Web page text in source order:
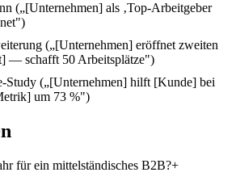
(„[Unternehmen] als ‚Top-Arbeitgeber
(„[Unternehmen] eröffnet zweiten
— schafft 50 Arbeitsplätze")
Study („[Unternehmen] hilft [Kunde] bei
um 73 %")
für ein mittelständisches B2B?+